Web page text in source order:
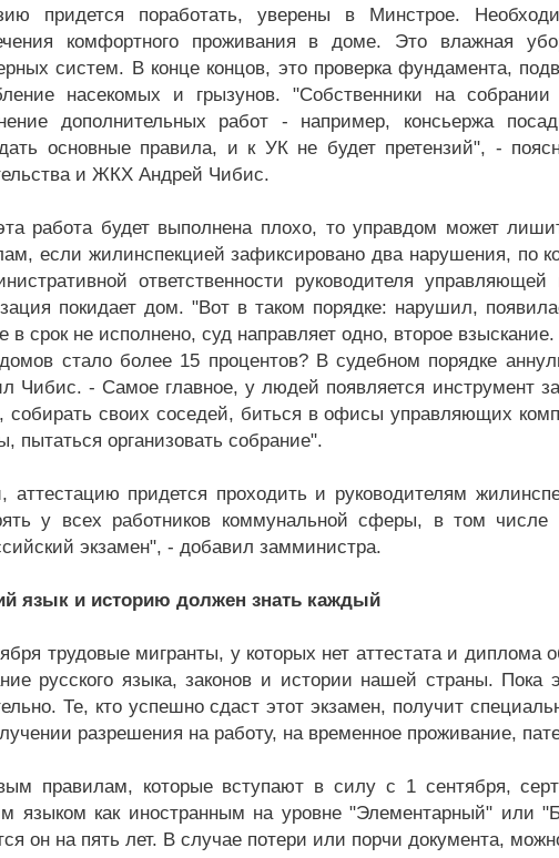
придется поработать, уверены в Минстрое.
комфортного проживания в доме. Это влажная
систем. В конце концов, это проверка фундамента,
насекомых и грызунов. "Собственники на
дополнительных работ - например, консьержа
основные правила, и к УК не будет претензий", -
и ЖКХ Андрей Чибис.
работа будет выполнена плохо, то управдом может
если жилинспекцией зафиксировано два нарушения, по
ответственности руководителя
покидает дом. "Вот в таком порядке: нарушил,
в срок не исполнено, суд направляет одно, второе
стало более 15 процентов? В судебном порядке
Чибис. - Самое главное, у людей появляется инструмент
собирать своих соседей, биться в офисы управляющих
пытаться организовать собрание".
аттестацию придется проходить и руководителям
у всех работников коммунальной сферы, в том
экзамен", - добавил замминистра.
язык и историю должен знать каждый
трудовые мигранты, у которых нет аттестата и диплома
русского языка, законов и истории нашей страны. Пока
Те, кто успешно сдаст этот экзамен, получит
разрешения на работу, на временное проживание,
правилам, которые вступают в силу с 1 сентября,
языком как иностранным на уровне "Элементарный" или
он на пять лет. В случае потери или порчи документа,